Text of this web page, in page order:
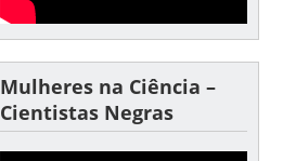
Mulheres na Ciência –
Cientistas Negras